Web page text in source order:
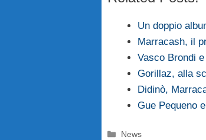
Un doppio
Marracash, il
Vasco Brondi
Gorillaz, alla
Didinò,
Gue Pequeno
Categorie
News